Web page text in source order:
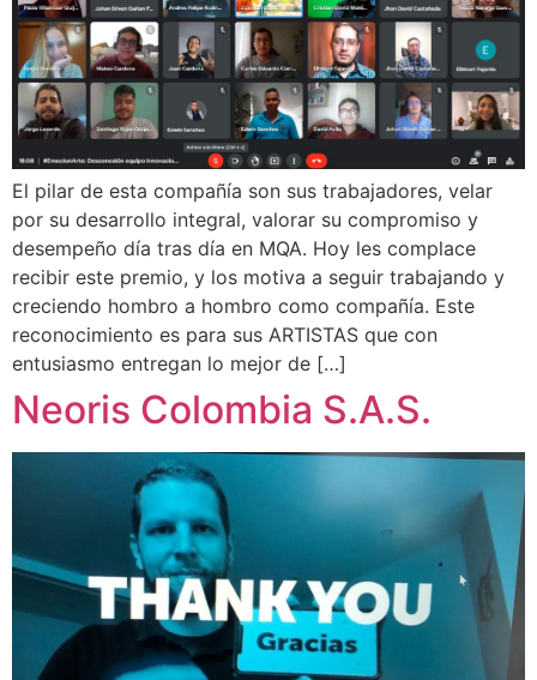
El pilar de esta compañía son sus trabajadores, velar
por su desarrollo integral, valorar su compromiso y
desempeño día tras día en MQA. Hoy les complace
recibir este premio, y los motiva a seguir trabajando y
creciendo hombro a hombro como compañía. Este
reconocimiento es para sus ARTISTAS que con
entusiasmo entregan lo mejor de […]
Neoris Colombia S.A.S.